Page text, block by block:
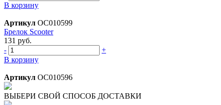
В корзину
Артикул ОС010599
Брелок Scooter
131 руб.
-
+
В корзину
Артикул ОС010596
ВЫБЕРИ СВОЙ СПОСОБ ДОСТАВКИ